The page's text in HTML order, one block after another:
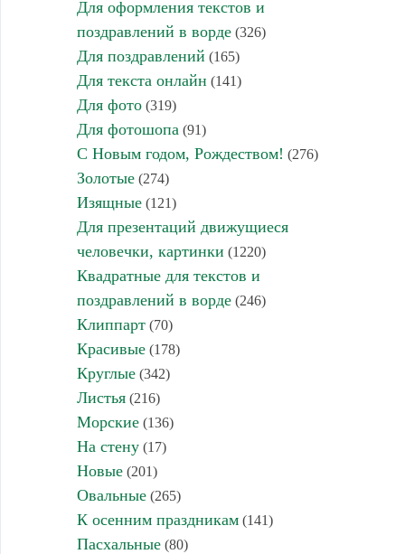
Для оформления текстов и
поздравлений в ворде(326)
Для поздравлений (165)
Для текста онлайн (141)
Для фото(319)
Для фотошопа (91)
С Новым годом, Рождеством! (276)
Золотые(274)
Изящные(121)
Для презентаций движущиеся
человечки, картинки (1220)
Квадратные для текстов и
поздравлений в ворде(246)
Клиппарт(70)
Красивые(178)
Круглые(342)
Листья(216)
Морские(136)
На стену(17)
Новые(201)
Овальные(265)
К осенним праздникам(141)
Пасхальные(80)